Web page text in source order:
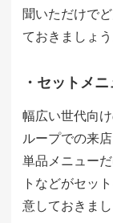
聞いただけで
ておきましょう
・セットメ
幅広い世代向
ループでの来
単品メニュー
トなどがセッ
意しておきまし